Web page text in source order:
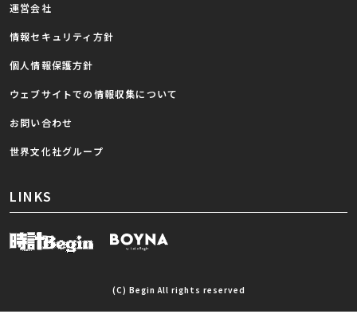
運営会社
情報セキュリティ方針
個人情報保護方針
ウェブサイトでの情報収集について
お問い合わせ
世界文化社グループ
LINKS
(C) Begin All rights reserved